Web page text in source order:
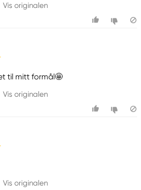
Vis originalen
til mitt formål🤩
Vis originalen
Vis originalen